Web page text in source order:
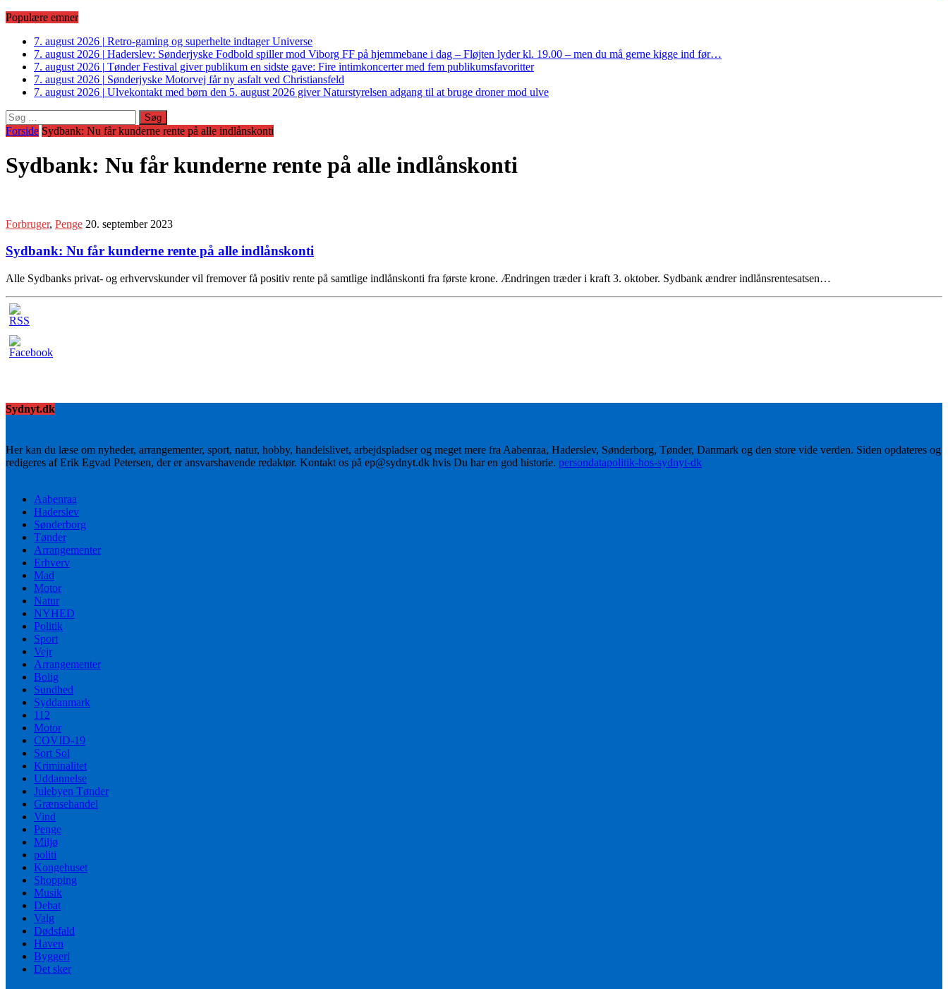
Populære emner
7. august 2026 | Retro-gaming og superhelte indtager Universe
7. august 2026 | Haderslev: Sønderjyske Fodbold spiller mod Viborg FF på hjemmebane i dag – Fløjten lyder kl. 19.00 – men du må gerne kigge ind før…
7. august 2026 | Tønder Festival giver publikum en sidste gave: Fire intimkoncerter med fem publikumsfavoritter
7. august 2026 | Sønderjyske Motorvej får ny asfalt ved Christiansfeld
7. august 2026 | Ulvekontakt med børn den 5. august 2026 giver Naturstyrelsen adgang til at bruge droner mod ulve
Søg
efter:
Forside Sydbank: Nu får kunderne rente på alle indlånskonti
Sydbank: Nu får kunderne rente på alle indlånskonti
Forbruger, Penge 20. september 2023
Sydbank: Nu får kunderne rente på alle indlånskonti
Alle Sydbanks privat- og erhvervskunder vil fremover få positiv rente på samtlige indlånskonti fra første krone. Ændringen træder i kraft 3. oktober. Sydbank ændrer indlånsrentesatsen…
Sydnyt.dk
Her kan du læse om nyheder, arrangementer, sport, natur, hobby, handelslivet, arbejdspladser og meget mere fra Aabenraa, Haderslev, Sønderborg, Tønder, Danmark og den store vide verden. Siden opdateres og
redigeres af Erik Egvad Petersen, der er ansvarshavende redaktør. Kontakt os på ep@sydnyt.dk hvis Du har en god historie. persondatapolitik-hos-sydnyt-dk
Aabenraa
Haderslev
Sønderborg
Tønder
Arrangementer
Erhverv
Mad
Motor
Natur
NYHED
Politik
Sport
Vejr
Arrangementer
Bolig
Sundhed
Syddanmark
112
Motor
COVID-19
Sort Sol
Kriminalitet
Uddannelse
Julebyen Tønder
Grænsehandel
Vind
Penge
Miljø
politi
Kongehuset
Shopping
Musik
Debat
Valg
Dødsfald
Haven
Byggeri
Det sker